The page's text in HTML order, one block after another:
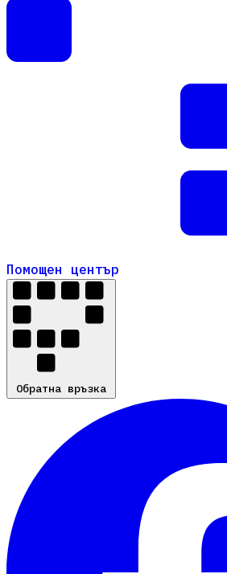
Помощен център
Помощен център
Обратна връзка
Обратна връзка